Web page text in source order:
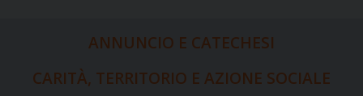
ANNUNCIO E CATECHESI
CARITÀ, TERRITORIO E AZIONE SOCIALE